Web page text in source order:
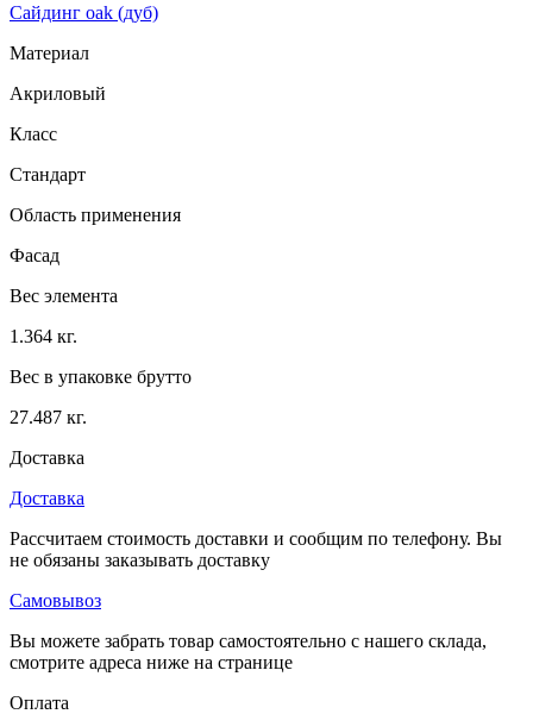
Сайдинг oak (дуб)
Материал
Акриловый
Класс
Стандарт
Область применения
Фасад
Вес элемента
1.364 кг.
Вес в упаковке брутто
27.487 кг.
Доставка
Доставка
Рассчитаем стоимость доставки и сообщим по телефону. Вы
не обязаны заказывать доставку
Самовывоз
Вы можете забрать товар самостоятельно с нашего склада,
смотрите адреса ниже на странице
Оплата